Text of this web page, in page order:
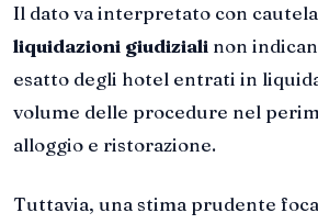
Il dato va interpretato con
liquidazioni giudiziali non
esatto degli hotel entrati in
volume delle procedure nel
alloggio e ristorazione.
Tuttavia, una stima prudente